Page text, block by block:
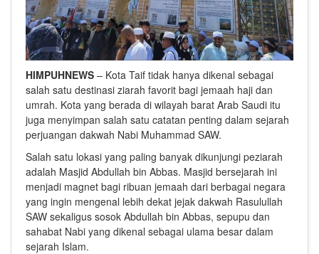
HIMPUHNEWS – Kota Taif tidak hanya dikenal sebagai
salah satu destinasi ziarah favorit bagi jemaah haji dan
umrah. Kota yang berada di wilayah barat Arab Saudi itu
juga menyimpan salah satu catatan penting dalam sejarah
perjuangan dakwah Nabi Muhammad SAW.
Salah satu lokasi yang paling banyak dikunjungi peziarah
adalah Masjid Abdullah bin Abbas. Masjid bersejarah ini
menjadi magnet bagi ribuan jemaah dari berbagai negara
yang ingin mengenal lebih dekat jejak dakwah Rasulullah
SAW sekaligus sosok Abdullah bin Abbas, sepupu dan
sahabat Nabi yang dikenal sebagai ulama besar dalam
sejarah Islam.